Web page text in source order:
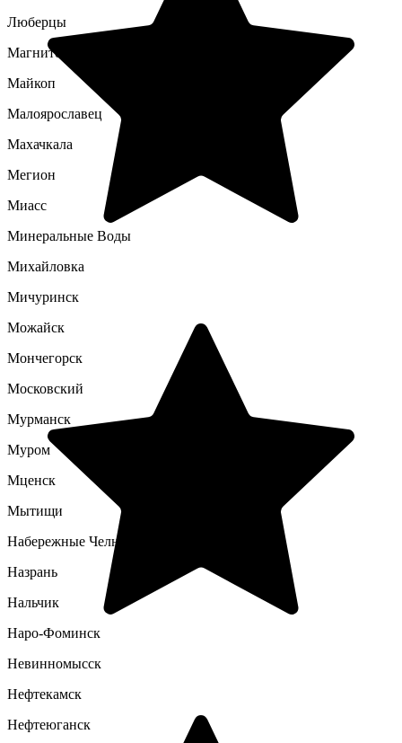
Люберцы
Магнитогорск
Майкоп
Малоярославец
Махачкала
Мегион
Миасс
Минеральные Воды
Михайловка
Мичуринск
Можайск
Мончегорск
Московский
Мурманск
Муром
Мценск
Мытищи
Набережные Челны
Назрань
Нальчик
Наро-Фоминск
Невинномысск
Нефтекамск
Нефтеюганск